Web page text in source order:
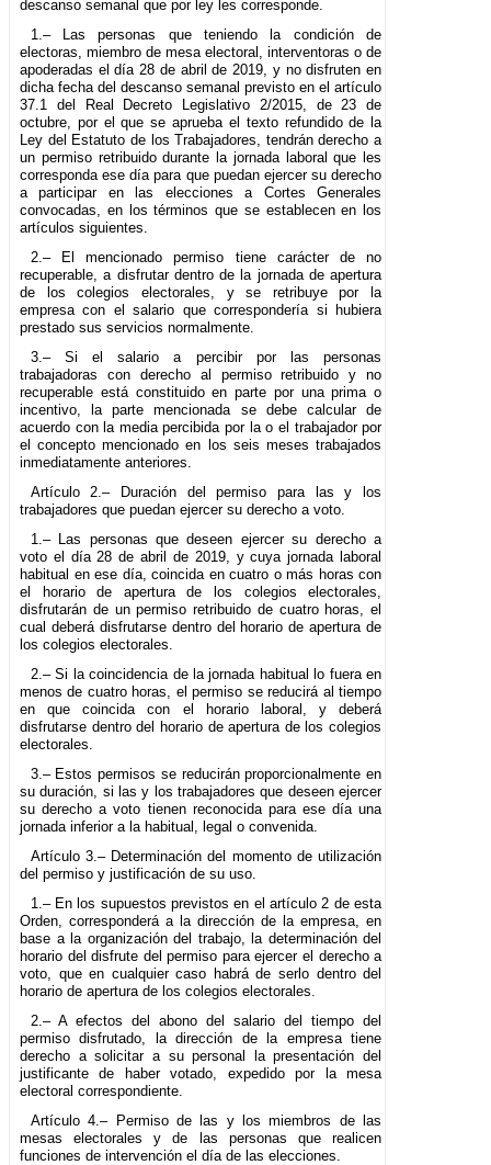
descanso semanal que por ley les corresponde.
1.– Las personas que teniendo la condición de
electoras, miembro de mesa electoral, interventoras o de
apoderadas el día 28 de abril de 2019, y no disfruten en
dicha fecha del descanso semanal previsto en el artículo
37.1 del Real Decreto Legislativo 2/2015, de 23 de
octubre, por el que se aprueba el texto refundido de la
Ley del Estatuto de los Trabajadores, tendrán derecho a
un permiso retribuido durante la jornada laboral que les
corresponda ese día para que puedan ejercer su derecho
a participar en las elecciones a Cortes Generales
convocadas, en los términos que se establecen en los
artículos siguientes.
2.– El mencionado permiso tiene carácter de no
recuperable, a disfrutar dentro de la jornada de apertura
de los colegios electorales, y se retribuye por la
empresa con el salario que correspondería si hubiera
prestado sus servicios normalmente.
3.– Si el salario a percibir por las personas
trabajadoras con derecho al permiso retribuido y no
recuperable está constituido en parte por una prima o
incentivo, la parte mencionada se debe calcular de
acuerdo con la media percibida por la o el trabajador por
el concepto mencionado en los seis meses trabajados
inmediatamente anteriores.
Artículo 2.– Duración del permiso para las y los
trabajadores que puedan ejercer su derecho a voto.
1.– Las personas que deseen ejercer su derecho a
voto el día 28 de abril de 2019, y cuya jornada laboral
habitual en ese día, coincida en cuatro o más horas con
el horario de apertura de los colegios electorales,
disfrutarán de un permiso retribuido de cuatro horas, el
cual deberá disfrutarse dentro del horario de apertura de
los colegios electorales.
2.– Si la coincidencia de la jornada habitual lo fuera en
menos de cuatro horas, el permiso se reducirá al tiempo
en que coincida con el horario laboral, y deberá
disfrutarse dentro del horario de apertura de los colegios
electorales.
3.– Estos permisos se reducirán proporcionalmente en
su duración, si las y los trabajadores que deseen ejercer
su derecho a voto tienen reconocida para ese día una
jornada inferior a la habitual, legal o convenida.
Artículo 3.– Determinación del momento de utilización
del permiso y justificación de su uso.
1.– En los supuestos previstos en el artículo 2 de esta
Orden, corresponderá a la dirección de la empresa, en
base a la organización del trabajo, la determinación del
horario del disfrute del permiso para ejercer el derecho a
voto, que en cualquier caso habrá de serlo dentro del
horario de apertura de los colegios electorales.
2.– A efectos del abono del salario del tiempo del
permiso disfrutado, la dirección de la empresa tiene
derecho a solicitar a su personal la presentación del
justificante de haber votado, expedido por la mesa
electoral correspondiente.
Artículo 4.– Permiso de las y los miembros de las
mesas electorales y de las personas que realicen
funciones de intervención el día de las elecciones.